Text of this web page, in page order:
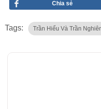
Chia sẻ
Tags: Trần Hiểu Và Trần